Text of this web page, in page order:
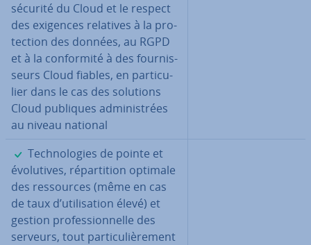
sécurité du Cloud et le respect
des exigences relatives à la pro­
tec­tion des données, au RGPD
et à la con­for­mité à des four­nis­
seurs Cloud fiables, en par­ti­cu­
lier dans le cas des solutions
Cloud publiques ad­mi­nis­trées
au niveau national
✓
Tech­no­lo­gies de pointe et
évo­lu­tives, ré­par­ti­tion optimale
des res­sources (même en cas
de taux d’uti­li­sa­tion élevé) et
gestion pro­fes­sion­nelle des
serveurs, tout par­ti­cu­liè­re­ment